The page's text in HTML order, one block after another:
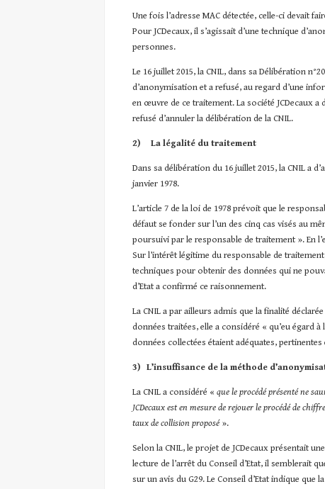
Une fois l’adresse MAC détectée, celle-ci devait
Pour JCDecaux, il s’agissait d’une technique
personnes.
Le 16 juillet 2015, la CNIL, dans sa Délibération
d’anonymisation et a refusé, au regard d’une
en œuvre de ce traitement. La société JCDecaux a
refusé d’annuler la délibération de la CNIL.
2) La légalité du traitement
Dans sa délibération du 16 juillet 2015, la CNIL a
janvier 1978.
L’article 7 de la loi de 1978 prévoit que le
défaut se fonder sur l’un des cinq cas visés au
poursuivi par le responsable de traitement ». En
Sur l’intérêt légitime du responsable de
techniques pour obtenir des données qui ne
d’Etat a confirmé ce raisonnement.
La CNIL a par ailleurs admis que la finalité
données traitées, elle a considéré « qu’eu égard
données collectées étaient adéquates,
3) L’insuffisance de la méthode
La CNIL a considéré « que le procédé présenté ne
JCDecaux est en mesure de rejouer le procédé de
taux de collision proposé ».
Selon la CNIL, le projet de JCDecaux présentait
lecture de l’arrêt du Conseil d’Etat, il semblerait
sur un avis du G29. Le Conseil d’Etat indique que